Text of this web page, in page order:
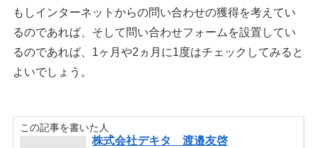
もしインターネットからの問い合わせの獲得を考えてい
るのであれば、そして問い合わせフォームを設置してい
るのであれば、1ヶ月や2ヵ月に1度はチェックしてみると
よいでしょう。
この記事を書いた人
株式会社デキタ 渡邉友啓